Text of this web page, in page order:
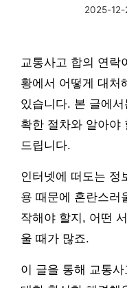
2025-12-
교통사고 합의 연락
황에서 어떻게 대처
있습니다. 본 글에
확한 절차와 알아야
드립니다.
인터넷에 떠도는 정
용 때문에 혼란스러
작해야 할지, 어떤
울 때가 많죠.
이 글을 통해 교통